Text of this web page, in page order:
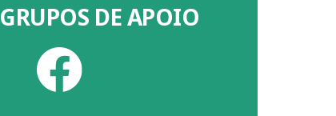
GRUPOS DE APOIO